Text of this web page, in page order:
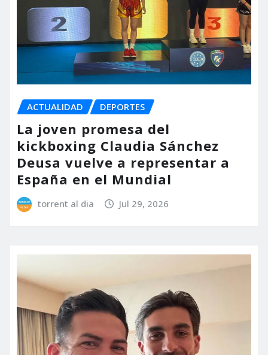
ACTUALIDAD DEPORTES
La joven promesa del
kickboxing Claudia Sánchez
Deusa vuelve a representar a
España en el Mundial
torrent al dia Jul 29, 2026